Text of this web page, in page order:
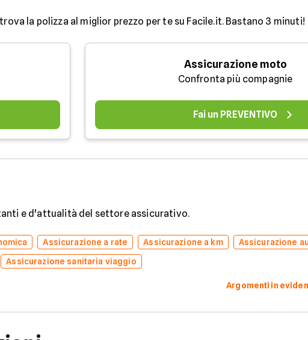
la polizza al miglior prezzo per te su Facile.it. Bastano 3 minuti!
Assicurazione moto
Confronta più compagnie
Fai un PREVENTIVO
e d'attualità del settore assicurativo.
Assicurazione a rate Assicurazione a km
Assicurazione
Assicurazione sanitaria viaggio
Argomenti in